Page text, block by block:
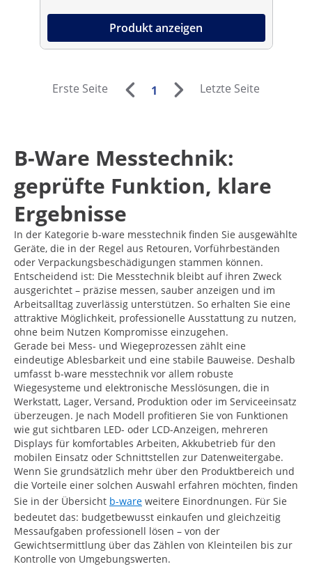
Produkt anzeigen
Erste Seite 1 Letzte Seite
B-Ware Messtechnik:
geprüfte Funktion, klare
Ergebnisse
In der Kategorie b-ware messtechnik finden Sie ausgewählte
Geräte, die in der Regel aus Retouren, Vorführbeständen
oder Verpackungsbeschädigungen stammen können.
Entscheidend ist: Die Messtechnik bleibt auf ihren Zweck
ausgerichtet – präzise messen, sauber anzeigen und im
Arbeitsalltag zuverlässig unterstützen. So erhalten Sie eine
attraktive Möglichkeit, professionelle Ausstattung zu nutzen,
ohne beim Nutzen Kompromisse einzugehen.
Gerade bei Mess- und Wiegeprozessen zählt eine
eindeutige Ablesbarkeit und eine stabile Bauweise. Deshalb
umfasst b-ware messtechnik vor allem robuste
Wiegesysteme und elektronische Messlösungen, die in
Werkstatt, Lager, Versand, Produktion oder im Serviceeinsatz
überzeugen. Je nach Modell profitieren Sie von Funktionen
wie gut sichtbaren LED- oder LCD-Anzeigen, mehreren
Displays für komfortables Arbeiten, Akkubetrieb für den
mobilen Einsatz oder Schnittstellen zur Datenweitergabe.
Wenn Sie grundsätzlich mehr über den Produktbereich und
die Vorteile einer solchen Auswahl erfahren möchten, finden
Sie in der Übersicht b-ware weitere Einordnungen. Für Sie
bedeutet das: budgetbewusst einkaufen und gleichzeitig
Messaufgaben professionell lösen – von der
Gewichtsermittlung über das Zählen von Kleinteilen bis zur
Kontrolle von Umgebungswerten.